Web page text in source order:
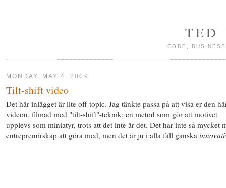
TED
CODE,
MONDAY, MAY 4, 2009
Tilt-shift video
Det här inlägget är lite off-topic. Jag tänkte passa på att visa er den
videon, filmad med "tilt-shift"-teknik; en metod som gör att motivet
upplevs som miniatyr, trots att det inte är det. Det har inte så mycket
entreprenörskap att göra med, men det är ju i alla fall ganska